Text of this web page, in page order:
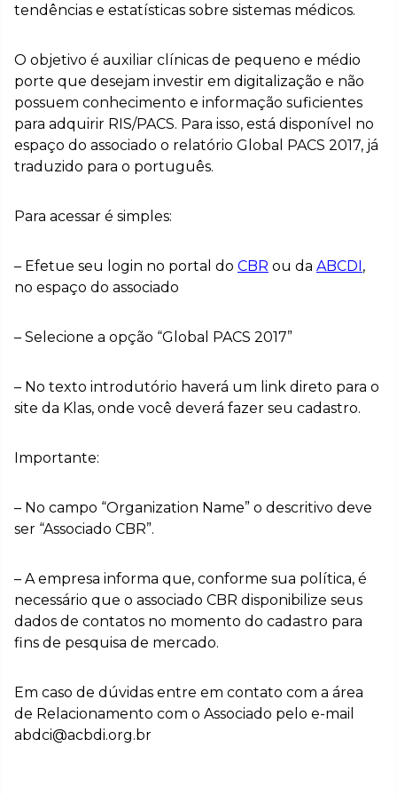
tendências e estatísticas sobre sistemas médicos.
O objetivo é auxiliar clínicas de pequeno e médio
porte que desejam investir em digitalização e não
possuem conhecimento e informação suficientes
para adquirir RIS/PACS. Para isso, está disponível no
espaço do associado o relatório Global PACS 2017, já
traduzido para o português.
Para acessar é simples:
– Efetue seu login no portal do CBR ou da ABCDI,
no espaço do associado
– Selecione a opção “Global PACS 2017”
– No texto introdutório haverá um link direto para o
site da Klas, onde você deverá fazer seu cadastro.
Importante:
– No campo “Organization Name” o descritivo deve
ser “Associado CBR”.
– A empresa informa que, conforme sua política, é
necessário que o associado CBR disponibilize seus
dados de contatos no momento do cadastro para
fins de pesquisa de mercado.
Em caso de dúvidas entre em contato com a área
de Relacionamento com o Associado pelo e-mail
abdci@acbdi.org.br